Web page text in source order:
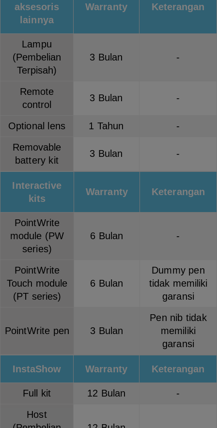
aksesoris
lainnya
Warranty Keterangan
Lampu
(Pembelian
Terpisah)
3 Bulan -
Remote
control
3 Bulan -
Optional lens 1 Tahun
-
Removable
battery kit
3 Bulan -
Interactive
kits
Warranty Keterangan
PointWrite
module (PW
series)
6 Bulan -
PointWrite
Touch module
(PT series)
6 Bulan
Dummy pen
tidak memiliki
garansi
PointWrite pen 3 Bulan
Pen nib tidak
memiliki
garansi
InstaShow Warranty Keterangan
Full kit 12 Bulan
-
Host